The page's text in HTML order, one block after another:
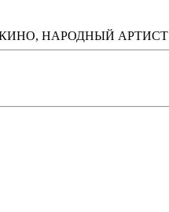
НАРОДНЫЙ